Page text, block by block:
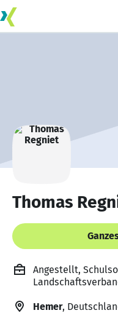
Thomas
Angestellt,
Hemer,